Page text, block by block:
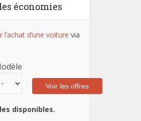
économies
l’achat d’une voiture via
disponibles.